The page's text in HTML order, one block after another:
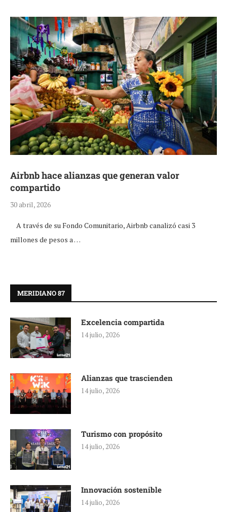
Airbnb hace alianzas que generan valor
compartido
30 abril, 2026
A través de su Fondo Comunitario, Airbnb canalizó casi 3
millones de pesos a …
MERIDIANO 87
Excelencia compartida
14 julio, 2026
Alianzas que trascienden
14 julio, 2026
Turismo con propósito
14 julio, 2026
Innovación sostenible
14 julio, 2026